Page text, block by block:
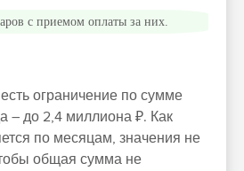
с приемом оплаты за них.
ограничение по сумме
– до 2,4 миллиона ₽. Как
по месяцам, значения не
общая сумма не